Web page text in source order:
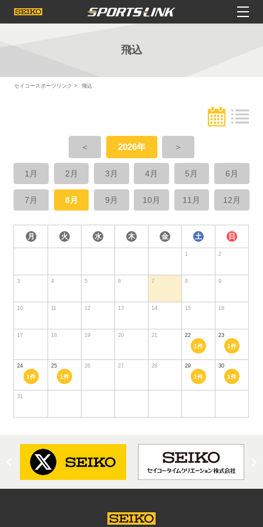
飛込
セイコースポーツリンク 飛込
＜ 2026年 ＞
1月 2月 3月 4月 5月 6月
7月 8月 9月 10月 11月 12月
月 火 水 木 金 土 日
1 2
3 4 5 6 7 8 9
10 11 12 13 14 15 16
17 18 19 20 21 22
1件
23
1件
24
1件
25
1件
26 27 28 29
1件
30
1件
31